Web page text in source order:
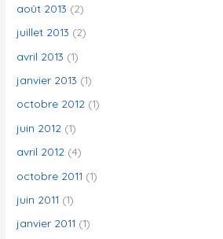
août 2013 (2)
juillet 2013 (2)
avril 2013 (1)
janvier 2013 (1)
octobre 2012 (1)
juin 2012 (1)
avril 2012 (4)
octobre 2011 (1)
juin 2011 (1)
janvier 2011 (1)